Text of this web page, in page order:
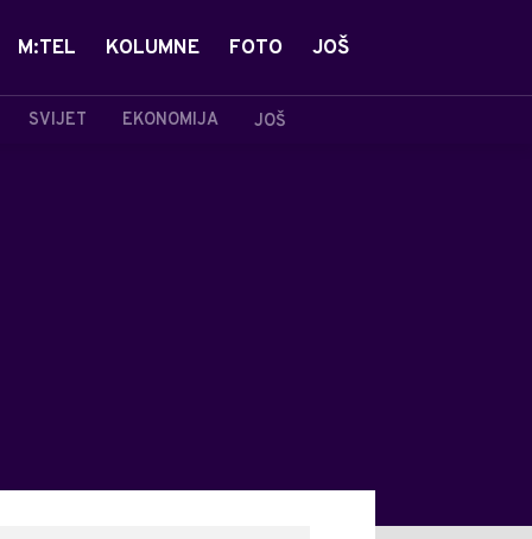
SVIJET EKONOMIJA JOŠ
M:TEL KOLUMNE FOTO JOŠ